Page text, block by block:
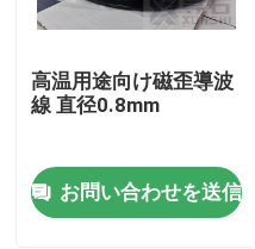
高温用途向け磁歪導波
線 直径0.8mm
お問い合わせを送信